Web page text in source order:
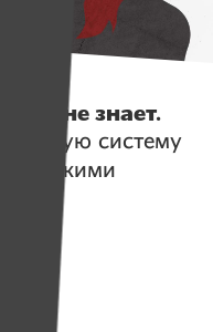
не знает.
целую систему